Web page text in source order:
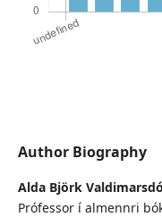
Author Biography
Alda Björk
Prófessor í almennri